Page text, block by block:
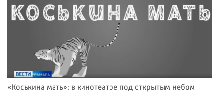
«Коськина мать»: в кинотеатре под открытым небом